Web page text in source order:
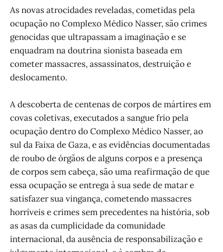
As novas atrocidades reveladas, cometidas pela
ocupação no Complexo Médico Nasser, são crimes
genocidas que ultrapassam a imaginação e se
enquadram na doutrina sionista baseada em
cometer massacres, assassinatos, destruição e
deslocamento.
A descoberta de centenas de corpos de mártires em
covas coletivas, executados a sangue frio pela
ocupação dentro do Complexo Médico Nasser, ao
sul da Faixa de Gaza, e as evidências documentadas
de roubo de órgãos de alguns corpos e a presença
de corpos sem cabeça, são uma reafirmação de que
essa ocupação se entrega à sua sede de matar e
satisfazer sua vingança, cometendo massacres
horríveis e crimes sem precedentes na história, sob
as asas da cumplicidade da comunidade
internacional, da ausência de responsabilização e